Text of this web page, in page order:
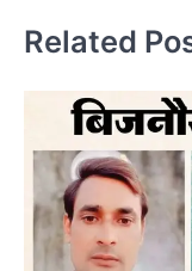
Related